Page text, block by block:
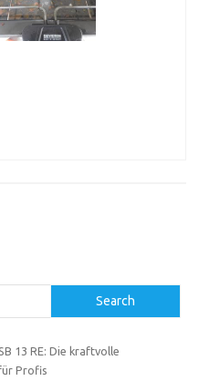
Search
13 RE: Die kraftvolle
Profis